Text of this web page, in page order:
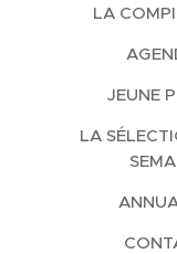
LA
JEUNE
LA